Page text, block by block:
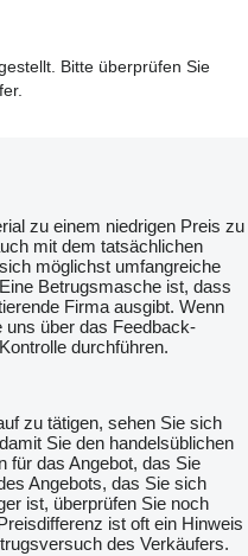
Bitte überprüfen Sie
zu einem niedrigen Preis zu
mit dem tatsächlichen
möglichst umfangreiche
Betrugsmasche ist, dass
Firma ausgibt. Wenn
uns über das Feedback-
durchführen.
zu tätigen, sehen Sie sich
Sie den handelsüblichen
für das Angebot, das Sie
Angebots, das Sie sich
ist, überprüfen Sie noch
ist oft ein Hinweis
des Verkäufers.